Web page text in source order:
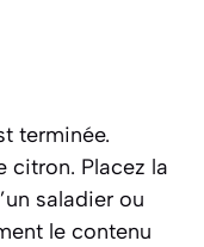
terminée.
citron. Placez la
saladier ou
le contenu